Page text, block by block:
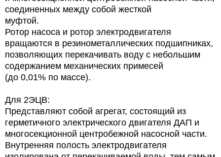
соединенных между собой жесткой
муфтой.
Ротор насоса и ротор электродвигателя
вращаются в резинометаллических подшипниках,
позволяющих перекачивать воду с небольшим
содержанием механических примесей
(до 0,01% по массе).
Для 2ЭЦВ:
Представляют собой агрегат, состоящий из
герметичного электрического двигателя ДАП и
многосекционной центробежной насосной части.
Внутренняя полость электродвигателя